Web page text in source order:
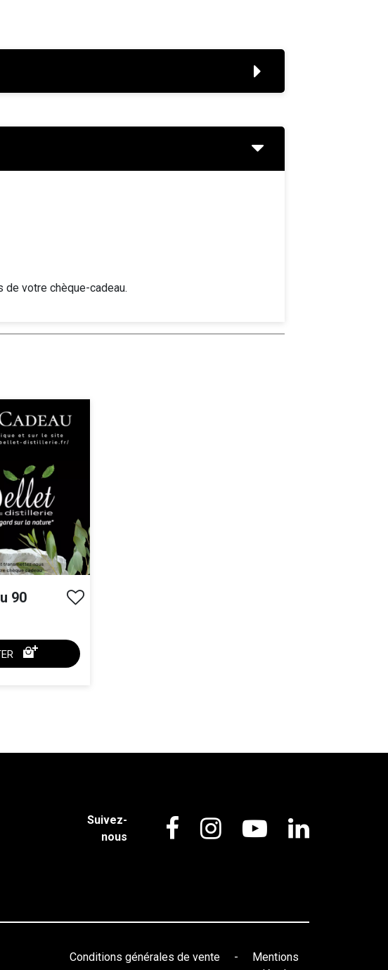
votre chèque-cadeau.
90
Suivez-
nous
Conditions générales de vente -
Mentions